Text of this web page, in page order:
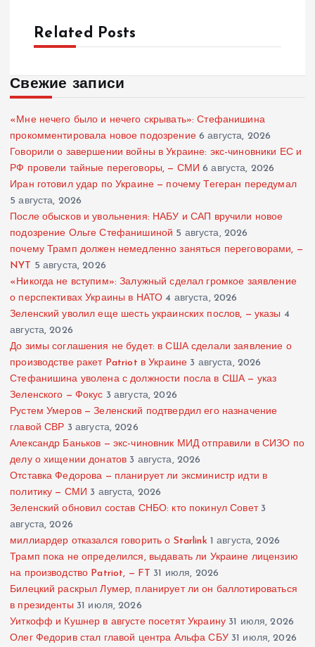
Related Posts
Свежие записи
«Мне нечего было и нечего скрывать»: Стефанишина
прокомментировала новое подозрение 6 августа, 2026
Говорили о завершении войны в Украине: экс-чиновники ЕС и
РФ провели тайные переговоры, — СМИ 6 августа, 2026
Иран готовил удар по Украине — почему Тегеран передумал
5 августа, 2026
После обысков и увольнения: НАБУ и САП вручили новое
подозрение Ольге Стефанишиной 5 августа, 2026
почему Трамп должен немедленно заняться переговорами, —
NYT 5 августа, 2026
«Никогда не вступим»: Залужный сделал громкое заявление
о перспективах Украины в НАТО 4 августа, 2026
Зеленский уволил еще шесть украинских послов, — указы 4
августа, 2026
До зимы соглашения не будет: в США сделали заявление о
производстве ракет Patriot в Украине 3 августа, 2026
Стефанишина уволена с должности посла в США — указ
Зеленского — Фокус 3 августа, 2026
Рустем Умеров — Зеленский подтвердил его назначение
главой СВР 3 августа, 2026
Александр Баньков — экс-чиновник МИД отправили в СИЗО по
делу о хищении донатов 3 августа, 2026
Отставка Федорова — планирует ли эксминистр идти в
политику — СМИ 3 августа, 2026
Зеленский обновил состав СНБО: кто покинул Совет 3
августа, 2026
миллиардер отказался говорить о Starlink 1 августа, 2026
Трамп пока не определился, выдавать ли Украине лицензию
на производство Patriot, — FT 31 июля, 2026
Билецкий раскрыл Лумер, планирует ли он баллотироваться
в президенты 31 июля, 2026
Уиткофф и Кушнер в августе посетят Украину 31 июля, 2026
Олег Федорив стал главой центра Альфа СБУ 31 июля, 2026